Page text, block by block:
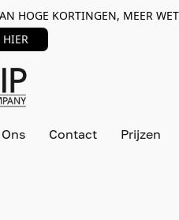
HOGE KORTINGEN, MEER
HIER
Contact Prijzen